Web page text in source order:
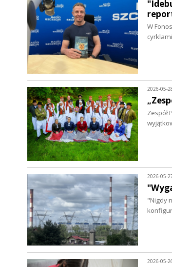
W
2026-05-
Zespół
2026-05-
"Nigdy
2026-05-